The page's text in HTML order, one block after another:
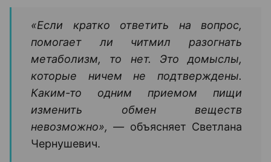
человек позволяет себе продукты, которые
ограничивает во время похудения.
В интернете можно встретить мнение, что читмил
дополнительной порции калорий обмен веществ
ускоряется, тело перестает адаптироваться к
дефициту энергии, а похудение идет быстрее.
Однако научного подтверждения эта теория не